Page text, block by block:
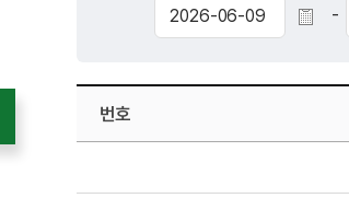
-
번호